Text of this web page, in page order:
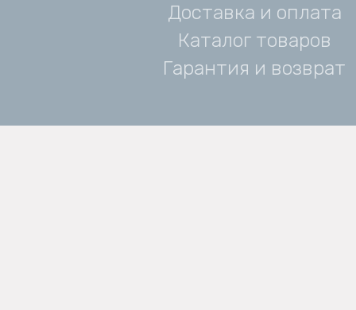
Доставка и оплата
Каталог товаров
Гарантия и возврат